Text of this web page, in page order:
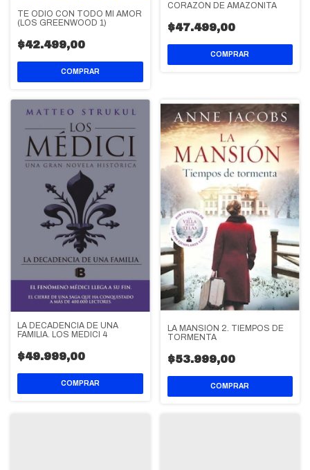
TE ODIO CON TODO MI AMOR
(LOS GREENWOOD 1)
$42.499,00
CORAZÓN DE AMAZONITA
$47.499,00
LA DECADENCIA DE UNA
FAMILIA. LOS MEDICI 4
$49.999,00
LA MANSIÓN 2. TIEMPOS DE
TORMENTA
$53.999,00